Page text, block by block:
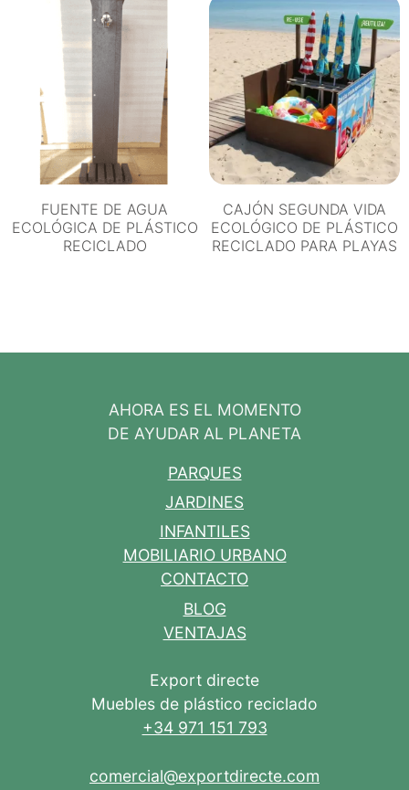
FUENTE DE AGUA
ECOLÓGICA DE PLÁSTICO
RECICLADO
CAJÓN SEGUNDA VIDA
ECOLÓGICO DE PLÁSTICO
RECICLADO PARA PLAYAS
AHORA ES EL MOMENTO
DE AYUDAR AL PLANETA
PARQUES
JARDINES
INFANTILES
MOBILIARIO URBANO
CONTACTO
BLOG
VENTAJAS
Export directe
Muebles de plástico reciclado
+34 971 151 793
comercial@exportdirecte.com